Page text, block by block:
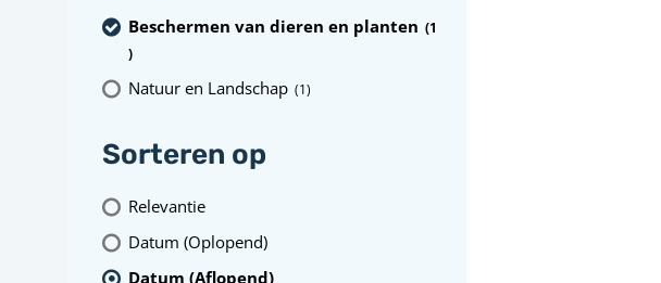
Beschermen van dieren en planten (1
)
Natuur en Landschap (1)
Sorteren op
Relevantie
Datum (Oplopend)
Datum (Aflopend)